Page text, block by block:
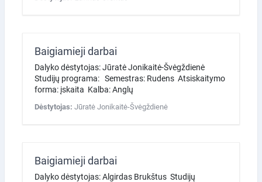
Baigiamieji darbai
Dalyko dėstytojas: Jūratė Jonikaitė-Švėgždienė
Studijų programa: Semestras: Rudens Atsiskaitymo
forma: įskaita Kalba: Anglų
Dėstytojas: Jūratė Jonikaitė-Švėgždienė
Baigiamieji darbai
Dalyko dėstytojas: Algirdas Brukštus Studijų